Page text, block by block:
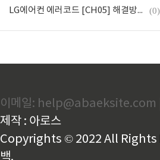
LG에어컨 에러코드 [CH05] 해결방법 A/S신청방법 (0)
이메일: help@abaeksite.com |
제작 : 아로스
Copyrights © 2022 All Rights